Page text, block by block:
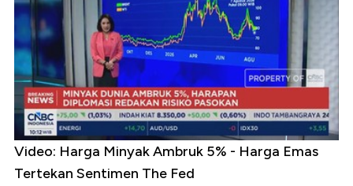
Video: Harga Minyak Ambruk 5% - Harga Emas
Tertekan Sentimen The Fed